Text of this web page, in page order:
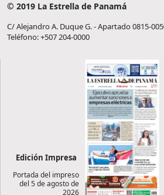
© 2019 La Estrella de Panamá
C/ Alejandro A. Duque G. - Apartado 0815-
Teléfono: +507 204-0000
Edición Impresa
Portada del impreso
del 5 de agosto de
2026